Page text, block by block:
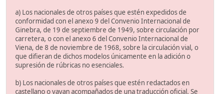
a) Los nacionales de otros países que estén expedidos de
conformidad con el anexo 9 del Convenio Internacional de
Ginebra, de 19 de septiembre de 1949, sobre circulación por
carretera, o con el anexo 6 del Convenio Internacional de
Viena, de 8 de noviembre de 1968, sobre la circulación vial, o
que difieran de dichos modelos únicamente en la adición o
supresión de rúbricas no esenciales.
b) Los nacionales de otros países que estén redactados en
castellano o vayan acompañados de una traducción oficial. Se